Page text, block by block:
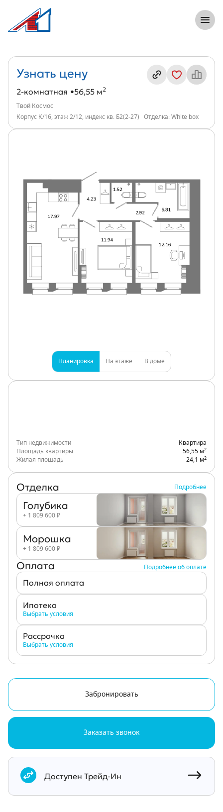
2-комнатная, 57 м², ЖК Твой Космос,
Информация о квартире
Узнать цену
2-комнатная 56,55 м2
Твой Космос
Корпус К/16, этаж 2/12, индекс кв. Б2(2-27)
Отделка: White box
Планировка На этаже В доме
Тип недвижимости
Квартира
Площадь квартиры
56,55 м2
Жилая площадь 24,1 м2
Отделка Подробнее
Голубика
+ 1 809 600 ₽
Морошка
+ 1 809 600 ₽
Оплата Подробнее об оплате
Полная оплата
Ипотека
Выбрать условия
Рассрочка
Выбрать условия
Забронировать
Заказать звонок
Документы
Доступен Трейд-Ин